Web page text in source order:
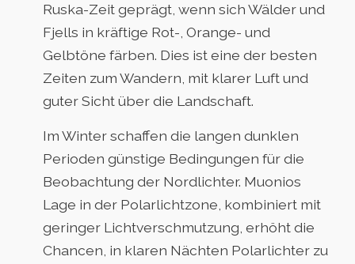
Ruska-Zeit geprägt, wenn sich Wälder und
Fjells in kräftige Rot-, Orange- und
Gelbtöne färben. Dies ist eine der besten
Zeiten zum Wandern, mit klarer Luft und
guter Sicht über die Landschaft.
Im Winter schaffen die langen dunklen
Perioden günstige Bedingungen für die
Beobachtung der Nordlichter. Muonios
Lage in der Polarlichtzone, kombiniert mit
geringer Lichtverschmutzung, erhöht die
Chancen, in klaren Nächten Polarlichter zu